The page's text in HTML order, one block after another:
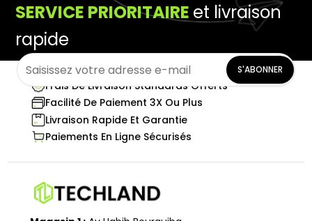
SERVICE PRIORITAIRE et livraison
rapide
S'ABONNER
Frais De Livraison Standards Offerts
Facilité De Paiement 3X Ou Plus
Livraison Rapide Et Garantie
Paiements En Ligne Sécurisés